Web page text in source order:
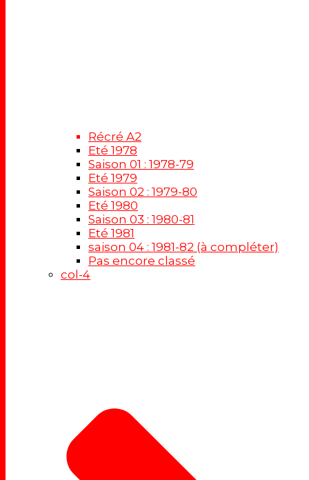
Récré A2
Eté 1978
Saison 01 : 1978-79
Eté 1979
Saison 02 : 1979-80
Eté 1980
Saison 03 : 1980-81
Eté 1981
saison 04 : 1981-82 (à compléter)
Pas encore classé
col-4